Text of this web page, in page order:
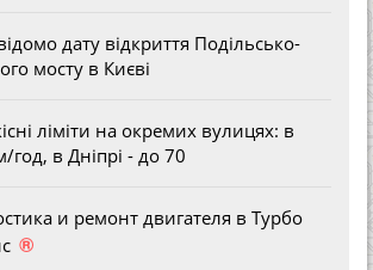
дату відкриття Подільсько-
мосту в Києві
ліміти на окремих вулицях: в
год, в Дніпрі - до 70
и ремонт двигателя в Турбо
®